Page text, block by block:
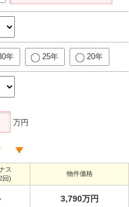
年 25年 20年
万円
ス
回)
物件価格
3,790万円